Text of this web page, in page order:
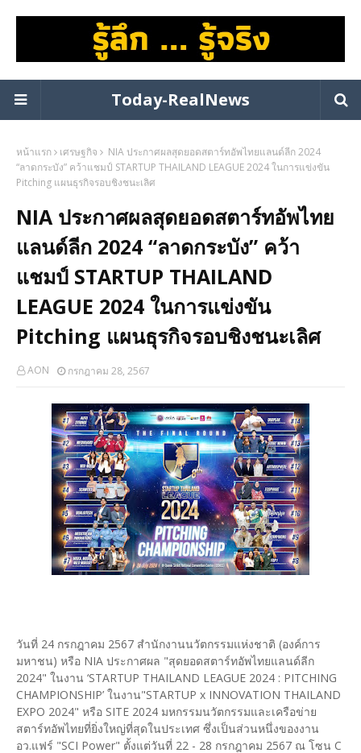
Today-RealNews
หน้าแรก เศรษฐกิจ
NIA ประกาศผลสุดยอดสตาร์ทอัพไทยแลนด์ลีก 2024
“ลาดกระบัง” คว้าแชมป์ STARTUP THAILAND LEAGUE 2024 ในการแข่งขัน
Pitching แผนธุรกิจรอบชิงชนะเลิศ
NIA ประกาศผลสุดยอดสตาร์ทอัพไทย
แลนด์ลีก 2024 “ลาดกระบัง” คว้า
แชมป์ STARTUP THAILAND
LEAGUE 2024 ในการแข่งขัน
Pitching แผนธุรกิจรอบชิงชนะเลิศ
AON กรกฎาคม 28, 2567
วันที่ 24 กรกฎาคม 2567 สำนักงานนวัตกรรมแห่งชาติ (องค์การ
มหาชน) หรือ NIA ประกาศผล "สุดยอดสตาร์ทอัพไทยแลนด์ลีก
2024" ในงาน ‘STARTUP THAILAND LEAGUE 2024 : PITCHING
CHAMPIONSHIP’ ในงาน"STARTUP x INNOVATION THAILAND
EXPO 2024" หรือ SITE 2024 มหกรรมนวัตกรรมและเครือข่าย
สตาร์ทอัพไทยที่ยิ่งใหญ่ที่สุดในประเทศ ซึ่งเป็นส่วนหนึ่งของงาน
อว.แฟร์ "SCI Power" ตั้งแต่วันที่ 22 - 28 กรกฎาคม 2567 ณ โซน C